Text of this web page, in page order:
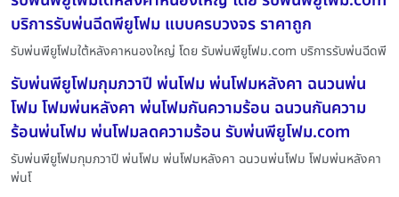
บริการรับพ่นฉีดพียูโฟม แบบครบวงจร ราคาถูก
รับพ่นพียูโฟมใต้หลังคาหนองใหญ่ โดย รับพ่นพียูโฟม.com บริการรับพ่นฉีดพี
รับพ่นพียูโฟมกุมภวาปี พ่นโฟม พ่นโฟมหลังคา ฉนวนพ่น
โฟม โฟมพ่นหลังคา พ่นโฟมกันความร้อน ฉนวนกันความ
ร้อนพ่นโฟม พ่นโฟมลดความร้อน รับพ่นพียูโฟม.com
รับพ่นพียูโฟมกุมภวาปี พ่นโฟม พ่นโฟมหลังคา ฉนวนพ่นโฟม โฟมพ่นหลังคา
พ่นโ